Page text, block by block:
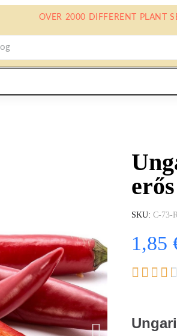
OVER 2000 DIFFERENT PLANT
SKU C-73-R
1,85
    